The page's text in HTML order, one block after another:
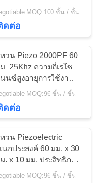
23
Ultrasonic Scaler
MOQ:100 ชิ้น / ชิ้น
ดต่อ
วน Piezo 2000PF 60
. 25Khz ความถี่เรโซ
นซ์สูงอายุการใช้งาน
MOQ:96 ชิ้น / ชิ้น
ดต่อ
วน Piezoelectric
นกประสงค์ 60 มม. x 30
. x 10 มม. ประสิทธิภาพ
MOQ:96 ชิ้น / ชิ้น